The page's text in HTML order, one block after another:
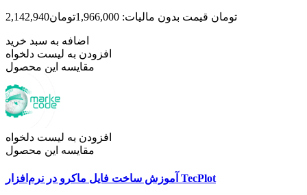
2,142,940تومان قیمت بدون مالیات: 1,966,000تومان
اضافه به سبد خرید
افزودن به لیست دلخواه
مقایسه این محصول
افزودن به لیست دلخواه
مقایسه این محصول
آموزش ساخت فایل ماکرو در نرم‌افزار TecPlot